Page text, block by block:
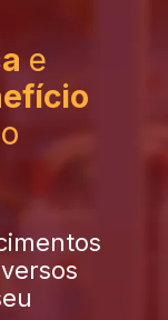
e